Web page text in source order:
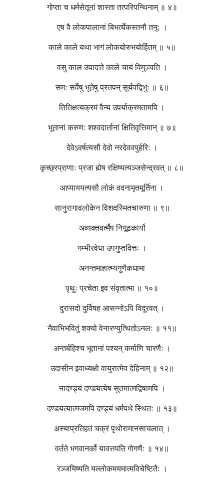
गोप्ता च धर्मसेतूनां शास्ता तत्परिपन्थिनाम् ॥ ४॥
एष वै लोकपालानां बिभर्त्येकस्तनौ तनूः ।
काले काले यथा भागं लोकयोरुभयोर्हितम् ॥ ५॥
वसु काल उपादत्ते काले चायं विमुञ्चति ।
समः सर्वेषु भूतेषु प्रतपन् सूर्यवद्विभुः ॥ ६॥
तितिक्षत्यक्रमं वैन्य उपर्याक्रमतामपि ।
भूतानां करुणः शश्वदार्तानां क्षितिवृत्तिमान् ॥ ७॥
देवेऽवर्षत्यसौ देवो नरदेववपुर्हरिः ।
कृच्छ्रप्राणाः प्रजा ह्येष रक्षिष्यत्यञ्जसेन्द्रवत् ॥ ८॥
आप्याययत्यसौ लोकं वदनामृतमूर्तिना ।
सानुरागावलोकेन विशदस्मितचारुणा ॥ ९॥
अव्यक्तवर्त्मैष निगूढकार्यो
गम्भीरवेधा उपगुप्तवित्तः ।
अनन्तमाहात्म्यगुणैकधामा
पृथुः प्रचेता इव संवृतात्मा ॥ १०॥
दुरासदो दुर्विषह आसन्नोऽपि विदूरवत् ।
नैवाभिभवितुं शक्यो वेनारण्युत्थितोऽनलः ॥ ११॥
अन्तर्बहिश्च भूतानां पश्यन् कर्माणि चारणैः ।
उदासीन इवाध्यक्षो वायुरात्मेव देहिनाम् ॥ १२॥
नादण्ड्यं दण्डयत्येष सुतमात्मद्विषामपि ।
दण्डयत्यात्मजमपि दण्ड्यं धर्मपथे स्थितः ॥ १३॥
अस्याप्रतिहतं चक्रं पृथोरामानसाचलात् ।
वर्तते भगवानर्को यावत्तपति गोगणैः ॥ १४॥
रञ्जयिष्यति यल्लोकमयमात्मविचेष्टितैः ।